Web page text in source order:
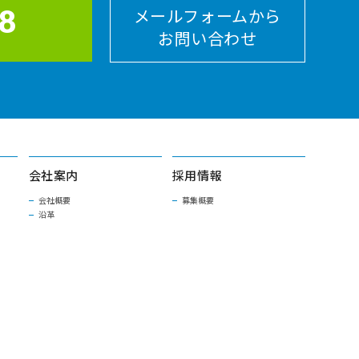
メールフォームから
お問い合わせ
会社案内
会社概要
沿革
採用情報
募集概要